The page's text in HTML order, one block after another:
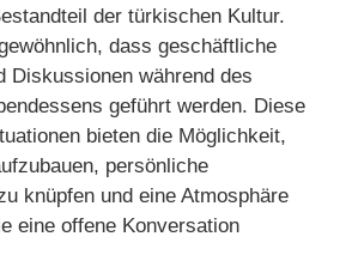
der türkischen Kultur.
dass geschäftliche
Diskussionen während des
geführt werden. Diese
bieten die Möglichkeit,
persönliche
knüpfen und eine Atmosphäre
eine offene Konversation